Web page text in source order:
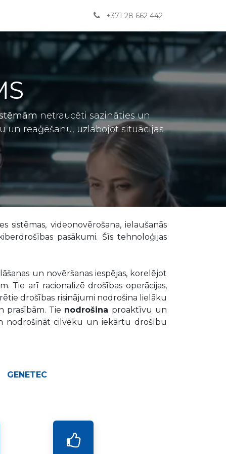
BUJ Kontakti
+371 28 662 442
netraucēti sazināties un
un reaģēšanu, uzlabojot situācijas
sistēmas, videonovērošana, ielaušanās
pasākumi. Šīs tehnoloģijas
un novēršanas iespējas, korelējot
Tie arī racionalizē drošības operācijas,
drošības risinājumi nodrošina lielāku
prasībām. Tie nodrošina proaktīvu un
nodrošināt cilvēku un iekārtu drošību
GENETEC